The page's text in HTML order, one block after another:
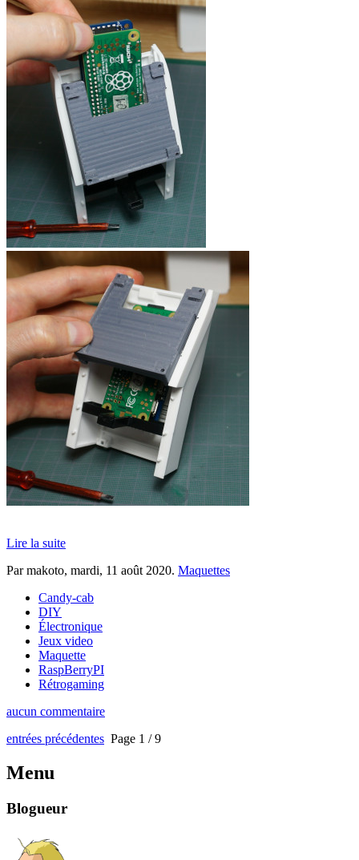
Lire la suite
Par makoto, mardi, 11 août 2020. Maquettes
Candy-cab
DIY
Électronique
Jeux video
Maquette
RaspBerryPI
Rétrogaming
aucun commentaire
entrées précédentes Page 1 / 9
Menu
Blogueur